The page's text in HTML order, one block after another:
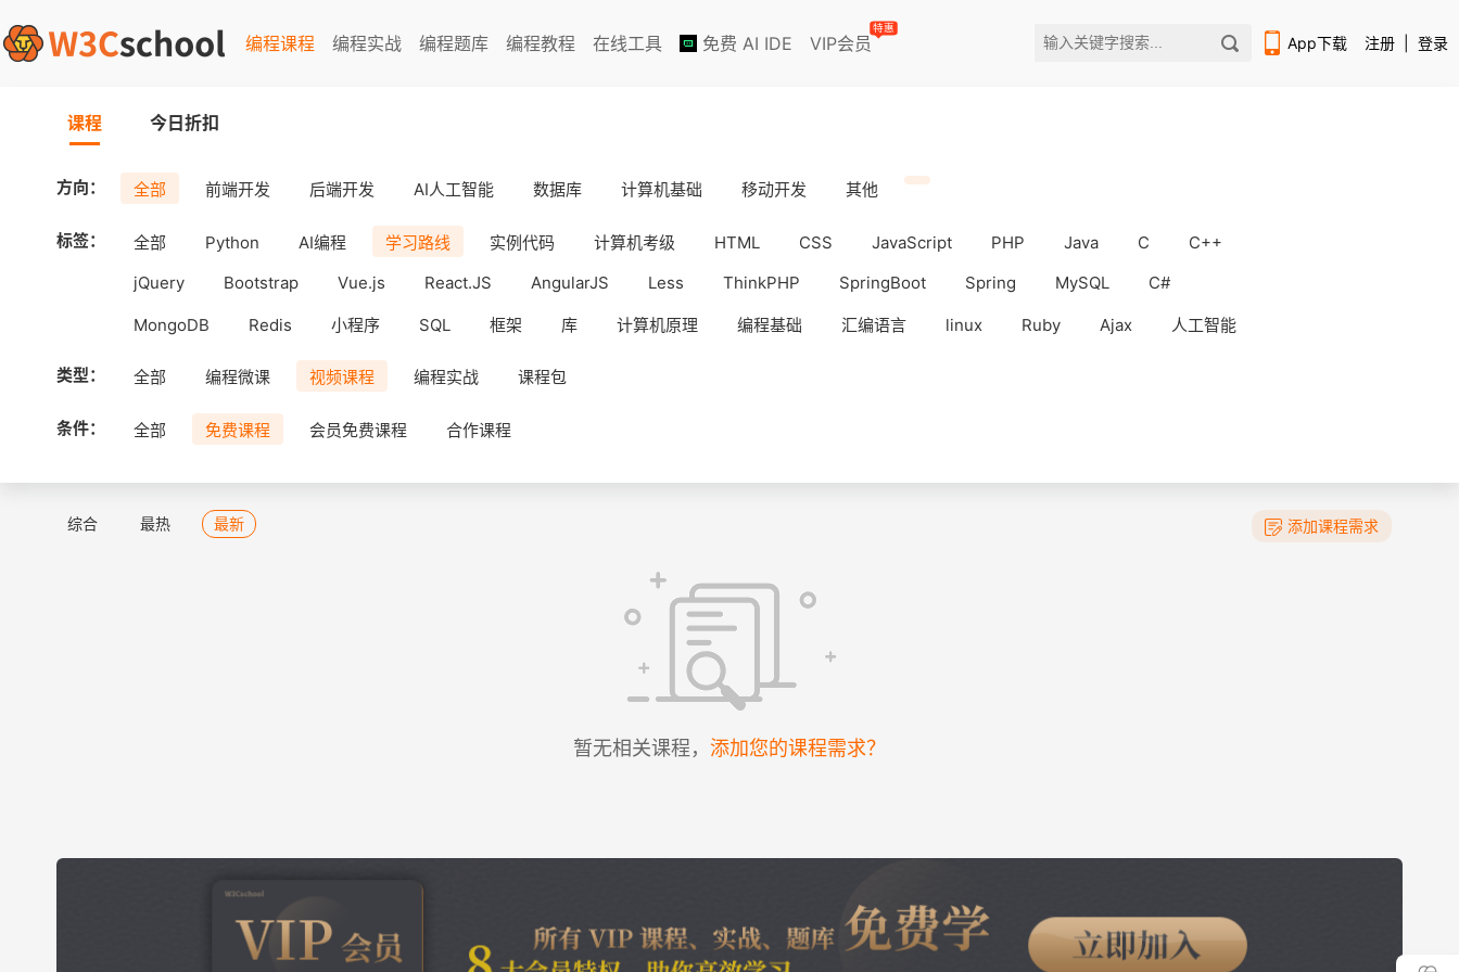
编程课程 编程实战 编程题库 编程教程 在线工具 免费 AI IDE VIP会员
特惠
App下载 注册 登录
课程 今日折扣
方向： 全部 前端开发 后端开发 AI人工智能 数据库 计算机基础 移动开发 其他
标签： 全部 Python AI编程 学习路线 实例代码 计算机考级 HTML CSS JavaScript PHP Java C
C++
jQuery
Bootstrap Vue.js React.JS AngularJS Less ThinkPHP SpringBoot Spring MySQL C#
MongoDB Redis 小程序 SQL 框架 库 计算机原理 编程基础 汇编语言 linux Ruby Ajax 人工智能
工具 Android uni-app APICloud iOS
类型： 全部 编程微课 视频课程 编程实战 课程包
条件： 全部 免费课程 会员免费课程 合作课程
综合 最热 最新 添加课程需求
暂无相关课程， 添加您的课程需求？